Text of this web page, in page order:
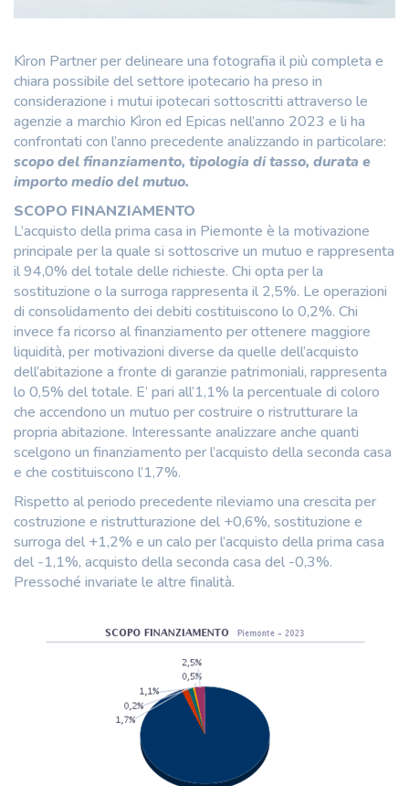
Kìron Partner per delineare una fotografia il più completa e
chiara possibile del settore ipotecario ha preso in
considerazione i mutui ipotecari sottoscritti attraverso le
agenzie a marchio Kìron ed Epicas nell’anno 2023 e li ha
confrontati con l’anno precedente analizzando in particolare:
scopo del finanziamento, tipologia di tasso, durata e
importo medio del mutuo.
SCOPO FINANZIAMENTO
L’acquisto della prima casa in Piemonte è la motivazione
principale per la quale si sottoscrive un mutuo e rappresenta
il 94,0% del totale delle richieste. Chi opta per la
sostituzione o la surroga rappresenta il 2,5%. Le operazioni
di consolidamento dei debiti costituiscono lo 0,2%. Chi
invece fa ricorso al finanziamento per ottenere maggiore
liquidità, per motivazioni diverse da quelle dell’acquisto
dell’abitazione a fronte di garanzie patrimoniali, rappresenta
lo 0,5% del totale. E’ pari all’1,1% la percentuale di coloro
che accendono un mutuo per costruire o ristrutturare la
propria abitazione. Interessante analizzare anche quanti
scelgono un finanziamento per l’acquisto della seconda casa
e che costituiscono l’1,7%.
Rispetto al periodo precedente rileviamo una crescita per
costruzione e ristrutturazione del +0,6%, sostituzione e
surroga del +1,2% e un calo per l’acquisto della prima casa
del -1,1%, acquisto della seconda casa del -0,3%.
Pressoché invariate le altre finalità.